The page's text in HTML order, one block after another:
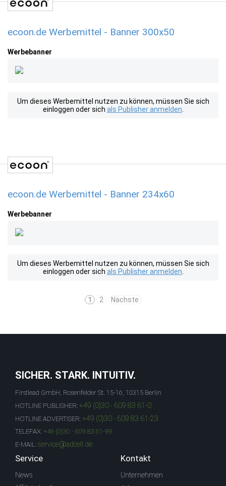
ecoon.de Werbemittel - Banner 300x50
Werbebanner
Um dieses Werbemittel nutzen zu können, müssen Sie sich
einloggen oder sich als Publisher anmelden
ecoon.de Werbemittel - Banner 234x60
Werbebanner
Um dieses Werbemittel nutzen zu können, müssen Sie sich
einloggen oder sich als Publisher anmelden
1 2 Nächste
SICHER. STARK. INTUITIV.
Firstlead GmbH, Rosenfelder St. 15-16, 10315 Berlin
HOTLINE PUBLISHER: +49 (0)30 - 609 83 61-0
HOTLINE ADVERTISER: +49 (0)30 - 609 83 61-23
TELEFAX: +49 (0)30 - 609 83 61-99
E-MAIL: service@adcell.de
Service
News
Kontakt
Unternehmen